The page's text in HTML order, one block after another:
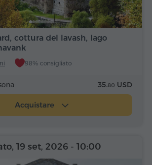
cottura del lavash, lago
98% consigliato
35.80 USD
Acquistare
19 set, 2026 - 10:00